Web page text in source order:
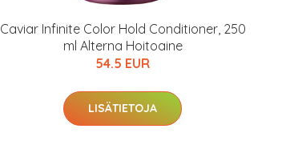
Caviar Infinite Color Hold Conditioner, 250
ml Alterna Hoitoaine
54.5 EUR
LISÄTIETOJA